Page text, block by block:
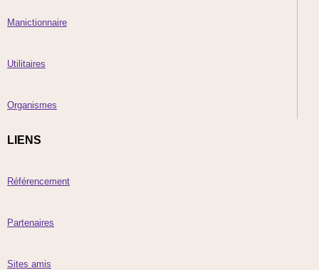
Manictionnaire
Utilitaires
Organismes
LIENS
Référencement
Partenaires
Sites amis